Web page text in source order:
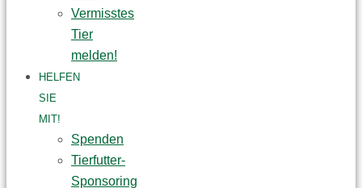
Vermisstes
Tier
melden!
HELFEN
SIE
MIT!
Spenden
Tierfutter-
Sponsoring